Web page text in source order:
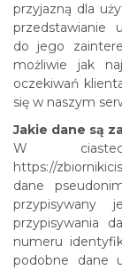
przyjazną dla
przedstawianie
do jego
możliwie jak
oczekiwań
się w naszym
Jakie dane są
W
https://
dane
przypisywania
numeru
podobne dane